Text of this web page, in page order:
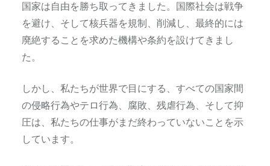
国家は自由を勝ち取ってきました。国際社会は戦争
を避け、そして核兵器を規制、削減し、最終的には
廃絶することを求めた機構や条約を設けてきまし
た。
しかし、私たちが世界で目にする、すべての国家間
の侵略行為やテロ行為、腐敗、残虐行為、そして抑
圧は、私たちの仕事がまだ終わっていないことを示
しています。